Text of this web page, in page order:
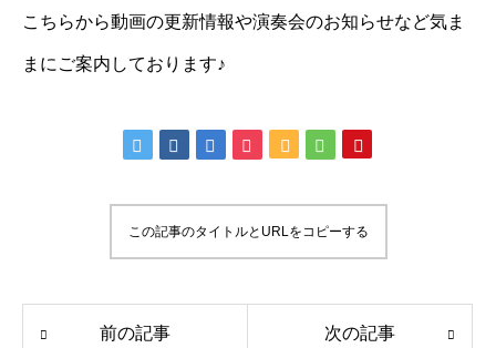
こちらから動画の更新情報や演奏会のお知らせなど気ま
まにご案内しております♪
この記事のタイトルとURLをコピーする
前の記事 次の記事